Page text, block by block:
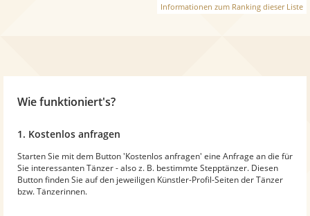
Informationen zum Ranking dieser Liste
Wie funktioniert's?
1. Kostenlos anfragen
Starten Sie mit dem Button 'Kostenlos anfragen' eine Anfrage an die für
Sie interessanten Tänzer - also z. B. bestimmte Stepptänzer. Diesen
Button finden Sie auf den jeweiligen Künstler-Profil-Seiten der Tänzer
bzw. Tänzerinnen.